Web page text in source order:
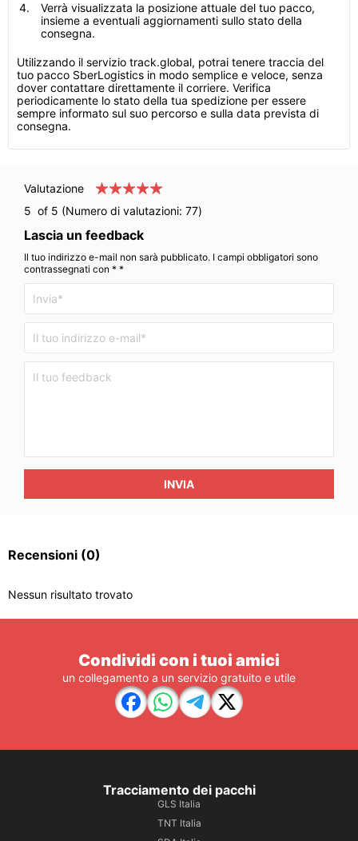
Verrà visualizzata la posizione attuale del tuo pacco,
insieme a eventuali aggiornamenti sullo stato della
consegna.
Utilizzando il servizio track.global, potrai tenere traccia del
tuo pacco SberLogistics in modo semplice e veloce, senza
dover contattare direttamente il corriere. Verifica
periodicamente lo stato della tua spedizione per essere
sempre informato sul suo percorso e sulla data prevista di
consegna.
Valutazione
5 of 5 (Numero di valutazioni: 77)
Lascia un feedback
Il tuo indirizzo e-mail non sarà pubblicato. I campi obbligatori sono
contrassegnati con * *
INVIA
Recensioni (0)
Nessun risultato trovato
Condividi con i tuoi amici
un collegamento a un servizio gratuito e utile
Tracciamento dei pacchi
GLS Italia
TNT Italia